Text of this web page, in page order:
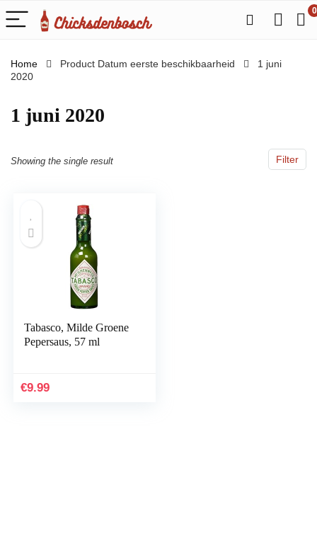
0
Home Product Datum eerste beschikbaarheid
1 juni
2020
1 juni 2020
Filter
Showing the single result
Tabasco, Milde Groene
Pepersaus, 57 ml
€9.99